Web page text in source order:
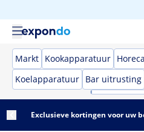
Markt Kookapparatuur
Koelapparatuur Bar uitrusting
Exclusieve kortingen voor uw